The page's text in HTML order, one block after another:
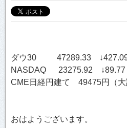
ダウ30 47289.33 ↓427.09
NASDAQ 23275.92 ↓89.77
CME日経円建て 49475円（大
おはようございます。